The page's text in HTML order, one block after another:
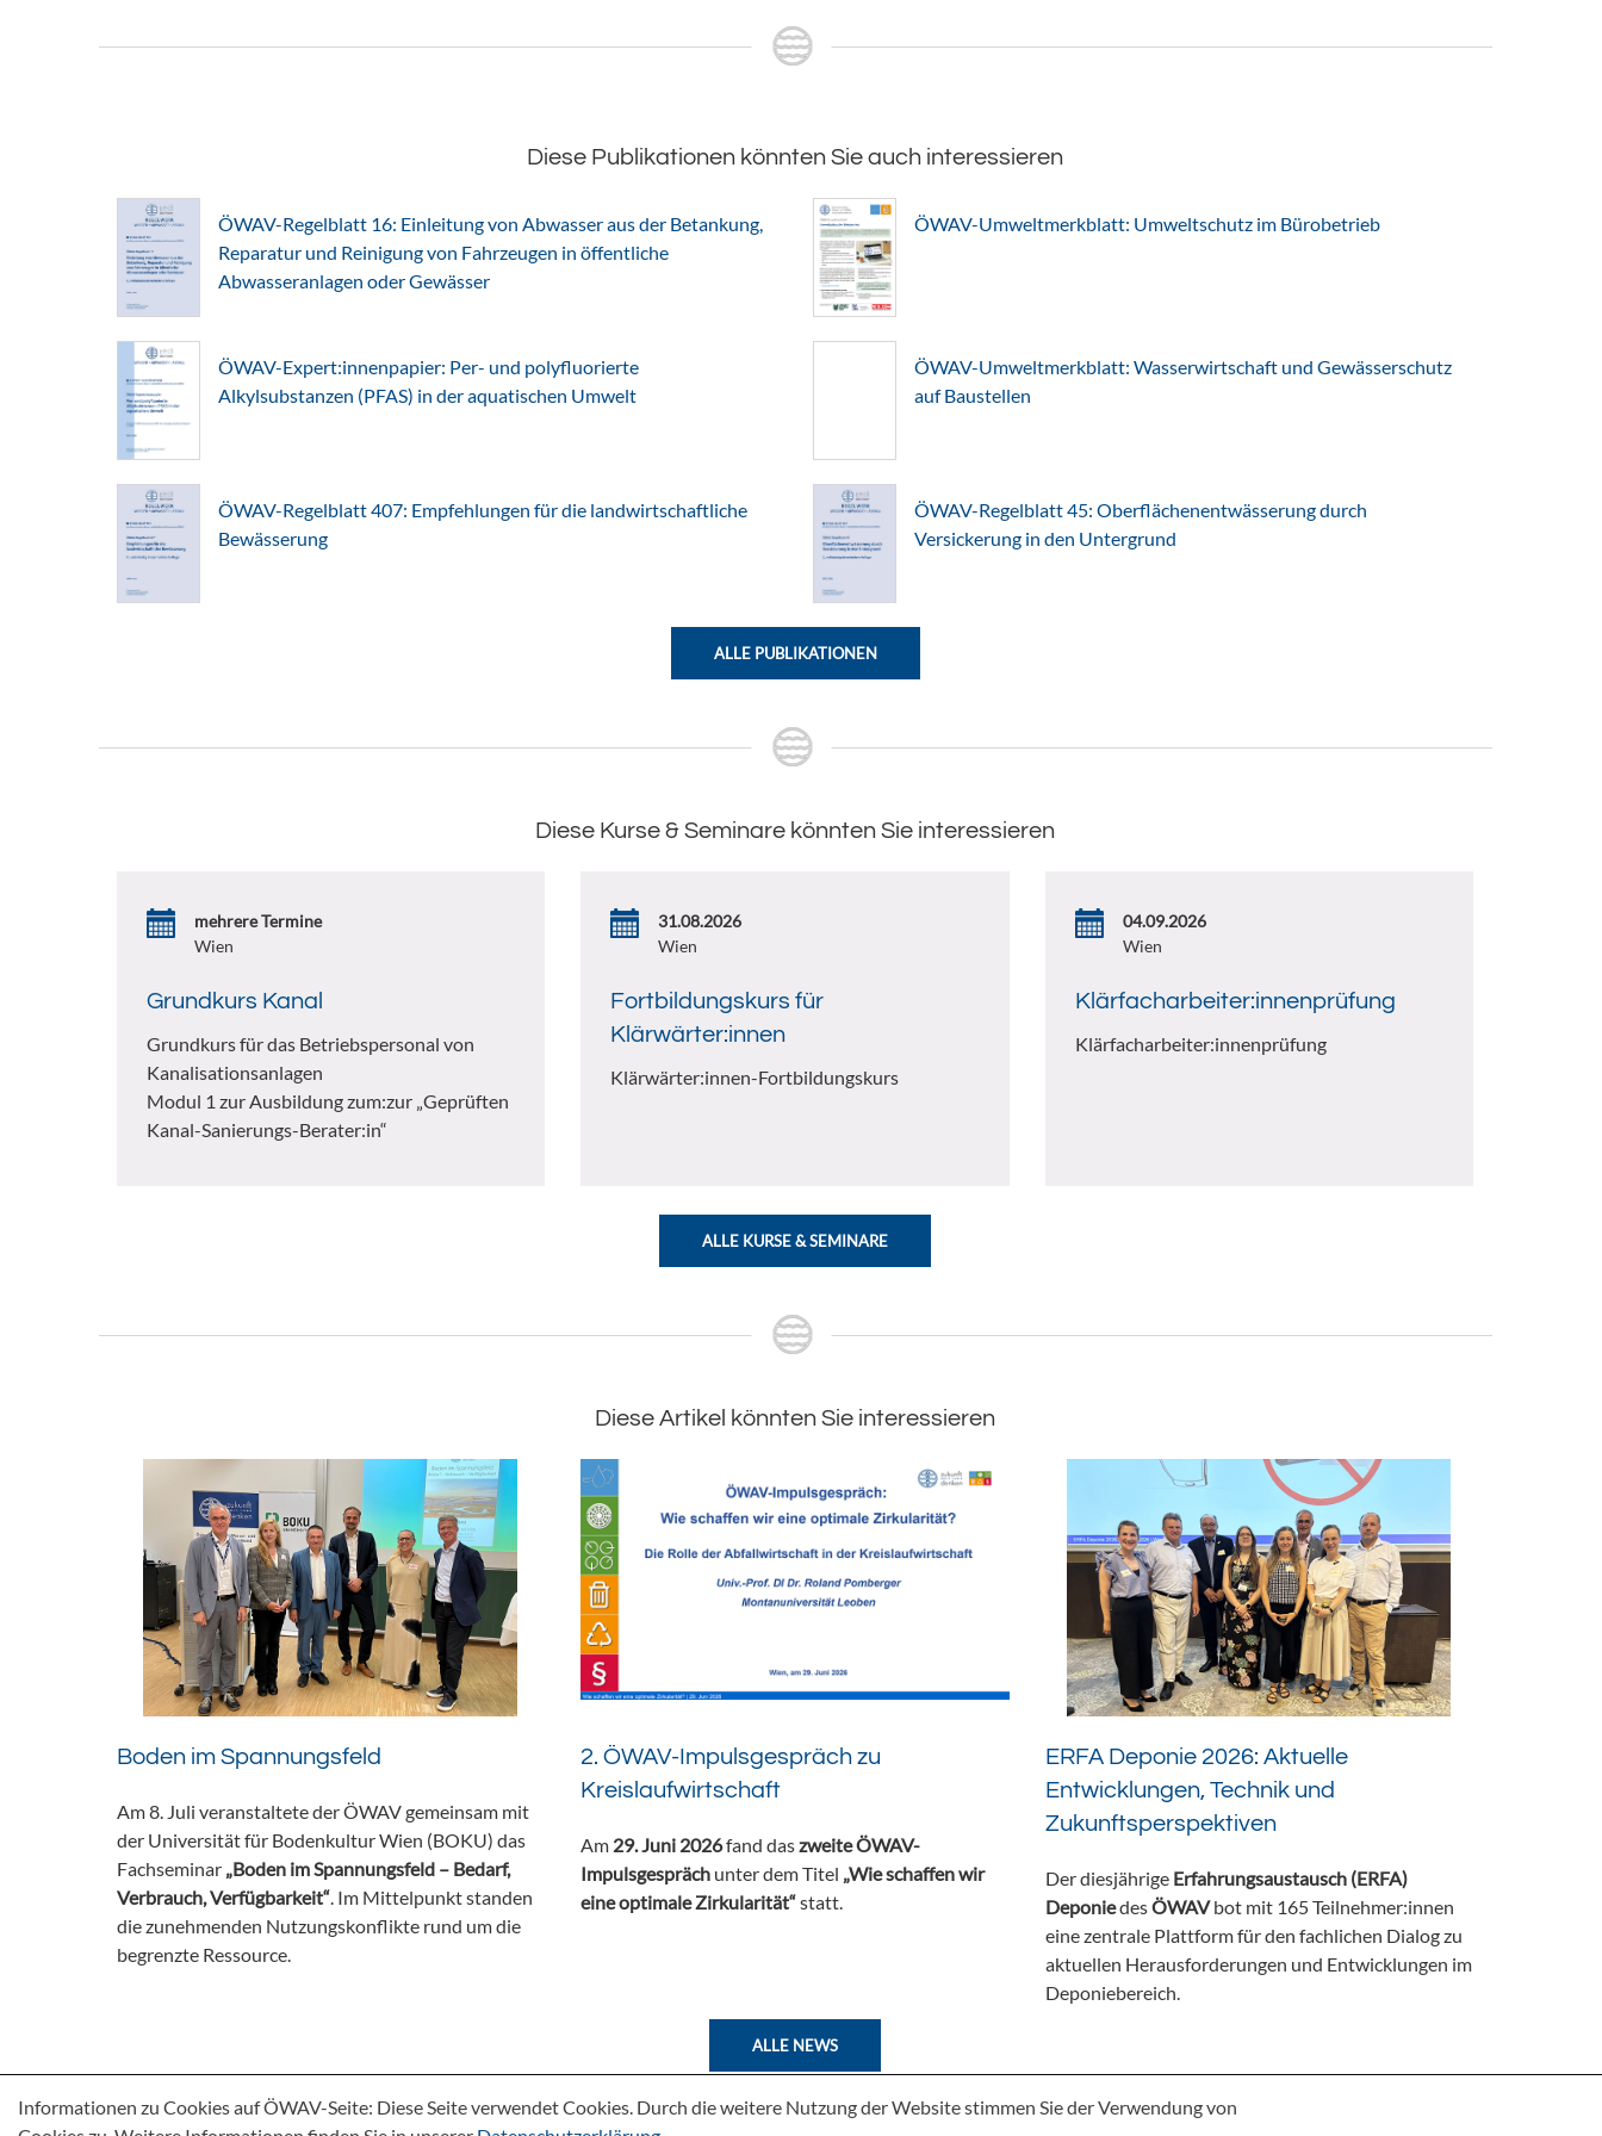
Diese Publikationen könnten Sie auch interessieren
ÖWAV-Regelblatt 16: Einleitung von Abwasser aus der Betankung,
Reparatur und Reinigung von Fahrzeugen in öffentliche
Abwasseranlagen oder Gewässer
ÖWAV-Umweltmerkblatt: Umweltschutz im Bürobetrieb
ÖWAV-Expert:innenpapier: Per- und polyfluorierte
Alkylsubstanzen (PFAS) in der aquatischen Umwelt
ÖWAV-Umweltmerkblatt: Wasserwirtschaft und Gewässerschutz
auf Baustellen
ÖWAV-Regelblatt 407: Empfehlungen für die landwirtschaftliche
Bewässerung
ÖWAV-Regelblatt 45: Oberflächenentwässerung durch
Versickerung in den Untergrund
ALLE PUBLIKATIONEN
Diese Kurse & Seminare könnten Sie interessieren
mehrere Termine
Wien
Grundkurs Kanal
Grundkurs für das Betriebspersonal von
Kanalisationsanlagen
Modul 1 zur Ausbildung zum:zur „Geprüften
Kanal-Sanierungs-Berater:in“
31.08.2026
Wien
Fortbildungskurs für
Klärwärter:innen
Klärwärter:innen-Fortbildungskurs
04.09.2026
Wien
Klärfacharbeiter:innenprüfung
Klärfacharbeiter:innenprüfung
ALLE KURSE & SEMINARE
Diese Artikel könnten Sie interessieren
Boden im Spannungsfeld
Am 8. Juli veranstaltete der ÖWAV gemeinsam mit
der Universität für Bodenkultur Wien (BOKU) das
Fachseminar „Boden im Spannungsfeld – Bedarf,
Verbrauch, Verfügbarkeit“. Im Mittelpunkt standen
die zunehmenden Nutzungskonflikte rund um die
begrenzte Ressource.
2. ÖWAV-Impulsgespräch zu
Kreislaufwirtschaft
Am 29. Juni 2026fand daszweite ÖWAV-
Impulsgespräch unter dem Titel „Wie schaffen wir
eine optimale Zirkularität“statt.
ERFA Deponie 2026: Aktuelle
Entwicklungen, Technik und
Zukunftsperspektiven
Der diesjährige Erfahrungsaustausch (ERFA)
DeponiedesÖWAVbot mit 165 Teilnehmer:innen
eine zentrale Plattform für den fachlichen Dialog zu
aktuellen Herausforderungen und Entwicklungen im
Deponiebereich.
ALLE NEWS
Informationen zu Cookies auf ÖWAV-Seite: Diese Seite verwendet Cookies. Durch die weitere Nutzung der Website stimmen Sie der Verwendung von